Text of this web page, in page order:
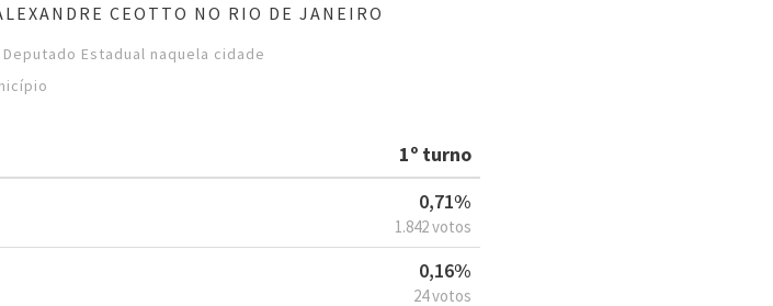
CEOTTO NO RIO DE JANEIRO
Estadual naquela cidade
1º turno
0,71%
1.842 votos
0,16%
24 votos